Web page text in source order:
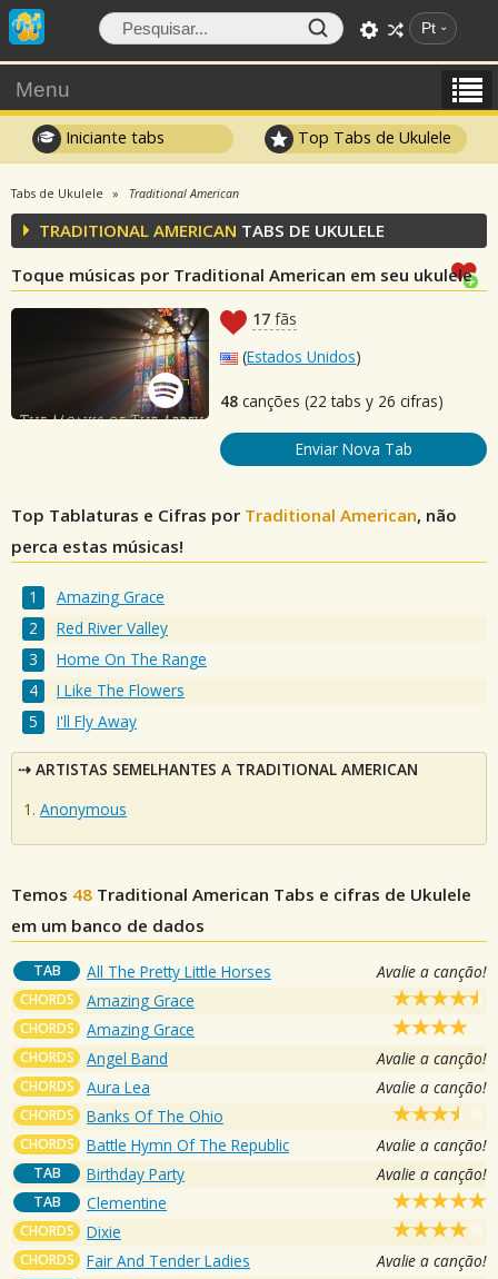
Pt
Menu
Iniciante tabs Top Tabs de Ukulele
Tabs de Ukulele Traditional American
TRADITIONAL AMERICAN TABS DE UKULELE
Toque músicas por Traditional American em seu ukulele
17 fãs
(Estados Unidos)
48 canções (22 tabs y 26 cifras)
Enviar Nova Tab
Top Tablaturas e Cifras por Traditional American, não
perca estas músicas!
Amazing Grace
Red River Valley
Home On The Range
I Like The Flowers
I'll Fly Away
ARTISTAS SEMELHANTES A TRADITIONAL AMERICAN
Anonymous
Temos 48 Traditional American Tabs e cifras de Ukulele
em um banco de dados
TAB All The Pretty Little Horses Avalie a canção!
CHORDS Amazing Grace
CHORDS Amazing Grace
CHORDS Angel Band Avalie a canção!
CHORDS Aura Lea Avalie a canção!
CHORDS Banks Of The Ohio
CHORDS Battle Hymn Of The Republic Avalie a canção!
TAB Birthday Party Avalie a canção!
TAB Clementine
CHORDS Dixie
CHORDS Fair And Tender Ladies Avalie a canção!